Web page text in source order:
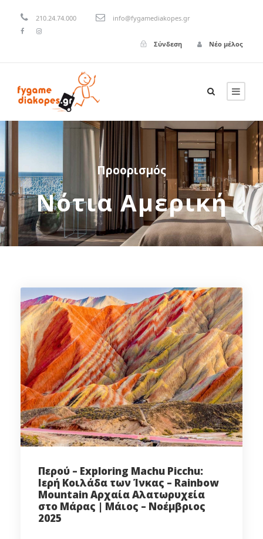
210.24.74.000 info@fygamediakopes.gr
Σύνδεση Νέο μέλος
Προορισμός
Νότια Αμερική
Περού – Exploring Machu Picchu:
Ιερή Κοιλάδα των Ίνκας – Rainbow
Mountain Αρχαία Αλατωρυχεία
στο Μάρας | Μάιος – Νοέμβριος
2025